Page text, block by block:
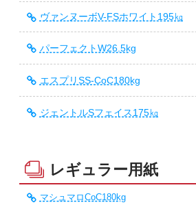
ヴァンヌーボV-FSホワイト195㎏
パーフェクトW26.5kg
エスプリSS-CoC180kg
ジェントルSフェイス175㎏
レギュラー用紙
マシュマロCoC180kg